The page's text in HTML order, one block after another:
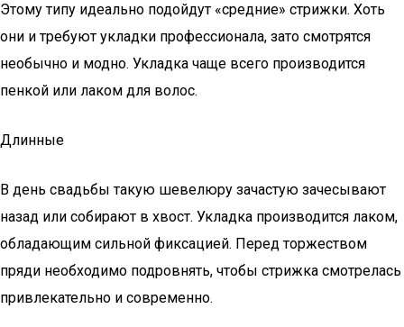
Этому типу идеально подойдут «средние» стрижки. Хоть
они и требуют укладки профессионала, зато смотрятся
необычно и модно. Укладка чаще всего производится
пенкой или лаком для волос.
Длинные
В день свадьбы такую шевелюру зачастую зачесывают
назад или собирают в хвост. Укладка производится лаком,
обладающим сильной фиксацией. Перед торжеством
пряди необходимо подровнять, чтобы стрижка смотрелась
привлекательно и современно.